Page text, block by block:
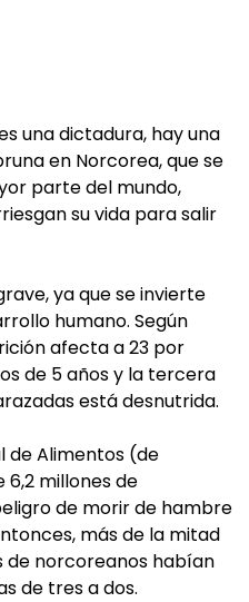
una dictadura, hay una
en Norcorea, que se
parte del mundo,
su vida para salir
ya que se invierte
humano. Según
afecta a 23 por
de 5 años y la tercera
está desnutrida.
de Alimentos (de
6,2 millones de
de morir de hambre
más de la mitad
de norcoreanos habían
de tres a dos.